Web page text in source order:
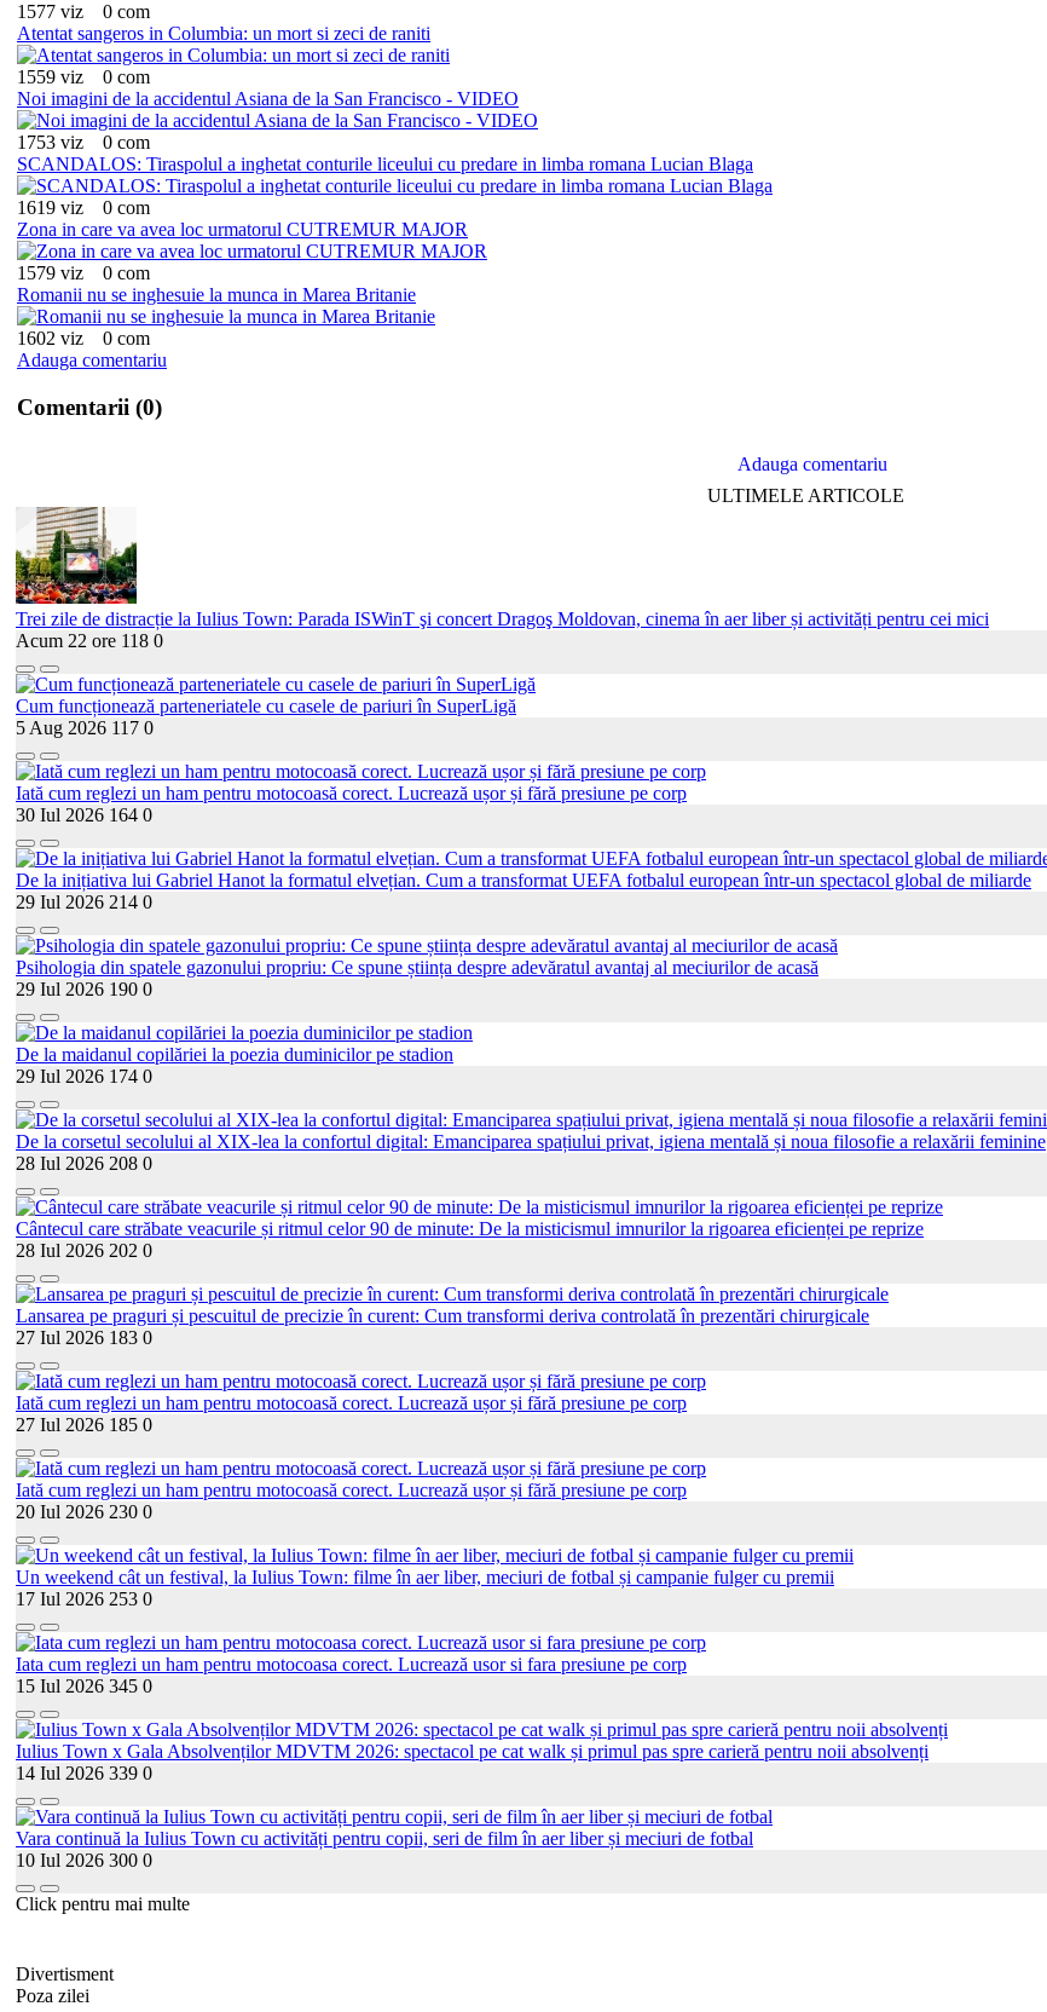
1577 viz
0 com
Atentat sangeros in Columbia: un mort si zeci de raniti
1559 viz
0 com
Noi imagini de la accidentul Asiana de la San Francisco - VIDEO
1753 viz
0 com
SCANDALOS: Tiraspolul a inghetat conturile liceului cu predare in limba romana Lucian Blaga
1619 viz
0 com
Zona in care va avea loc urmatorul CUTREMUR MAJOR
1579 viz
0 com
Romanii nu se inghesuie la munca in Marea Britanie
1602 viz
0 com
Adauga comentariu
Comentarii (0)
Adauga comentariu
ULTIMELE ARTICOLE
Trei zile de distracție la Iulius Town: Parada ISWinT şi concert Dragoş Moldovan, cinema în aer liber și activități pentru cei mici
Acum 22 ore 118 0
Cum funcționează parteneriatele cu casele de pariuri în SuperLigă
5 Aug 2026 117 0
Iată cum reglezi un ham pentru motocoasă corect. Lucrează ușor și fără presiune pe corp
30 Iul 2026 164 0
De la inițiativa lui Gabriel Hanot la formatul elvețian. Cum a transformat UEFA fotbalul european într-un spectacol global de miliarde
29 Iul 2026 214 0
Psihologia din spatele gazonului propriu: Ce spune știința despre adevăratul avantaj al meciurilor de acasă
29 Iul 2026 190 0
De la maidanul copilăriei la poezia duminicilor pe stadion
29 Iul 2026 174 0
De la corsetul secolului al XIX-lea la confortul digital: Emanciparea spațiului privat, igiena mentală și noua filosofie a relaxării feminine
28 Iul 2026 208 0
Cântecul care străbate veacurile și ritmul celor 90 de minute: De la misticismul imnurilor la rigoarea eficienței pe reprize
28 Iul 2026 202 0
Lansarea pe praguri și pescuitul de precizie în curent: Cum transformi deriva controlată în prezentări chirurgicale
27 Iul 2026 183 0
Iată cum reglezi un ham pentru motocoasă corect. Lucrează ușor și fără presiune pe corp
27 Iul 2026 185 0
Iată cum reglezi un ham pentru motocoasă corect. Lucrează ușor și fără presiune pe corp
20 Iul 2026 230 0
Un weekend cât un festival, la Iulius Town: filme în aer liber, meciuri de fotbal și campanie fulger cu premii
17 Iul 2026 253 0
Iata cum reglezi un ham pentru motocoasa corect. Lucrează usor si fara presiune pe corp
15 Iul 2026 345 0
Iulius Town x Gala Absolvenților MDVTM 2026: spectacol pe cat walk și primul pas spre carieră pentru noii absolvenți
14 Iul 2026 339 0
Vara continuă la Iulius Town cu activități pentru copii, seri de film în aer liber și meciuri de fotbal
10 Iul 2026 300 0
Click pentru mai multe
Divertisment
Poza zilei